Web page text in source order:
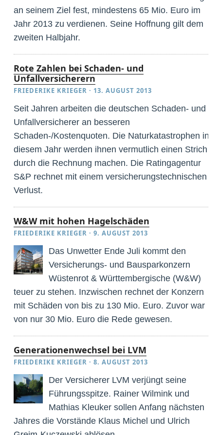
an seinem Ziel fest, mindestens 65 Mio. Euro im
Jahr 2013 zu verdienen. Seine Hoffnung gilt dem
zweiten Halbjahr.
Rote Zahlen bei Schaden- und
Unfallversicherern
FRIEDERIKE KRIEGER · 13. AUGUST 2013
Seit Jahren arbeiten die deutschen Schaden- und
Unfallversicherer an besseren
Schaden-/Kostenquoten. Die Naturkatastrophen in
diesem Jahr werden ihnen vermutlich einen Strich
durch die Rechnung machen. Die Ratingagentur
S&P rechnet mit einem versicherungstechnischen
Verlust.
W&W mit hohen Hagelschäden
FRIEDERIKE KRIEGER ·9. AUGUST 2013
Das Unwetter Ende Juli kommt den
Versicherungs- und Bausparkonzern
Wüstenrot & Württembergische (W&W)
teuer zu stehen. Inzwischen rechnet der Konzern
mit Schäden von bis zu 130 Mio. Euro. Zuvor war
von nur 30 Mio. Euro die Rede gewesen.
Generationenwechsel bei LVM
FRIEDERIKE KRIEGER ·8. AUGUST 2013
Der Versicherer LVM verjüngt seine
Führungsspitze. Rainer Wilmink und
Mathias Kleuker sollen Anfang nächsten
Jahres die Vorstände Klaus Michel und Ulrich